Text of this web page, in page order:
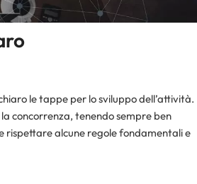
le tappe per lo sviluppo dell’attività.
concorrenza, tenendo sempre ben
rispettare alcune regole fondamentali e